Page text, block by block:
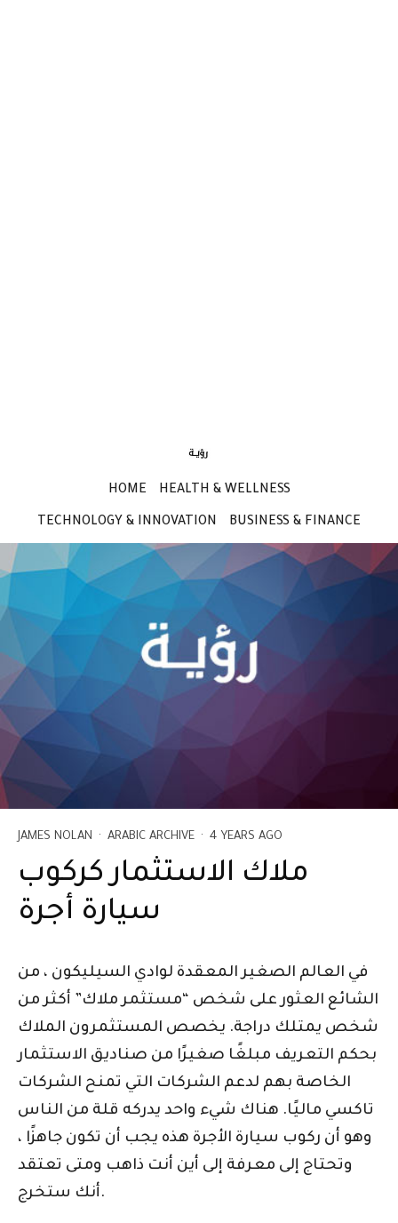
HOME HEALTH & WELLNESS
TECHNOLOGY & INNOVATION BUSINESS & FINANCE
JAMES NOLAN · ARABIC ARCHIVE · 4 YEARS AGO
ملاك الاستثمار كركوب
سيارة أجرة
في العالم الصغير المعقدة لوادي السيليكون ، من
الشائع العثور على شخص “مستثمر ملاك” أكثر من
شخص يمتلك دراجة. يخصص المستثمرون الملاك
بحكم التعريف مبلغًا صغيرًا من صناديق الاستثمار
الخاصة بهم لدعم الشركات التي تمنح الشركات
تاكسي ماليًا. هناك شيء واحد يدركه قلة من الناس
وهو أن ركوب سيارة الأجرة هذه يجب أن تكون جاهزًا ،
وتحتاج إلى معرفة إلى أين أنت ذاهب ومتى تعتقد
أنك ستخرج.